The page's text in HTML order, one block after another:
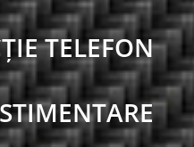
TELEFON